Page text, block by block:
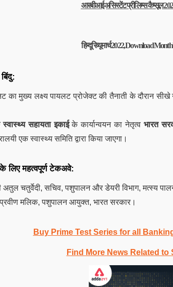
आरबीआई असिस्टेंट प्रीलिम्स कैप्सूल
हिन्दू रिव्यू मार्च 2022, Download
का मुख्य लक्ष्य पायलट प्रोजेक्ट की तैनाती के दौरान
सहायता इकाईके कार्यान्वयन का नेतृत्व भारत
एक स्वास्थ्य समिति द्वारा किया जाएगा।
के लिए महत्वपूर्ण टेकअवे:
अतुल चतुर्वेदी, सचिव, पशुपालन और डेयरी विभाग, मत्स्य
मलिक, पशुपालन आयुक्त, भारत सरकार।
Buy Prime Test Series for all
Find More News Related